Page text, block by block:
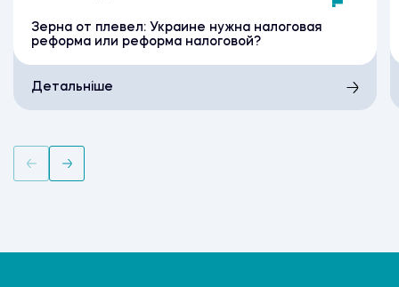
Зерна от плевел: Украине нужна налоговая
реформа или реформа налоговой?
Детальніше